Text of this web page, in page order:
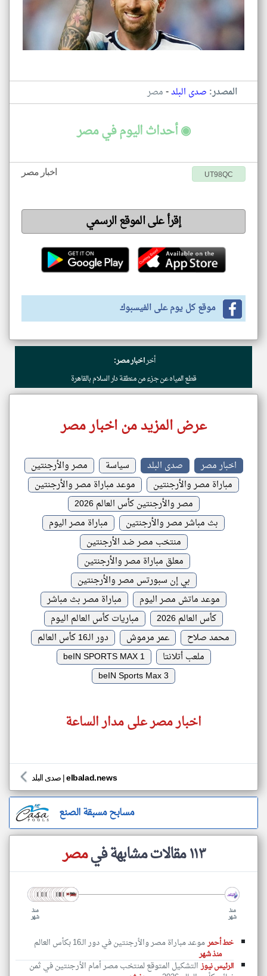
المصدر: صدى البلد-مصر
◉ أحداث اليوم في مصر
اخبار مصر UT98QC
إقرأ على الموقع الرسمي
موقع كل يوم على الفيسبوك
أخراخبار مصر:
قطع المياه عن جزء من منطقة دار السلام بالقاهرة
عرض المزيد من اخبار مصر
اخبار مصر صدى البلد سياسة
مصر والأرجنتين
مباراة مصر والأرجنتين
موعد مباراة مصر والأرجنتين
مصر والأرجنتين كأس العالم 2026
بث مباشر مصر والأرجنتين
مباراة مصر اليوم
منتخب مصر ضد الأرجنتين
معلق مباراة مصر والأرجنتين
بي إن سبورتس مصر والأرجنتين
موعد ماتش مصر اليوم
مباراة مصر بث مباشر
كأس العالم 2026
مباريات كأس العالم اليوم
محمد صلاح
عمر مرموش
دور الـ16 كأس العالم
ملعب أتلانتا
beIN SPORTS MAX 1
beIN Sports Max 3
اخبار مصر على مدار الساعة
صدى البلد |elbalad.news
مسابح مسبقة الصنع
١١٣ مقالات مشابهة في مصر
منذ
شهر
منذ
شهر
خط أحمرموعد مباراة مصر والأرجنتين في دور الـ16 بكأس العالم
منذ شهر
الرئيس نيوز التشكيل المتوقع لمنتخب مصر أمام الأرجنتين في ثمن